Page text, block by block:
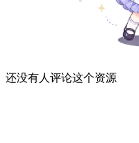
还没有人评论这个资源